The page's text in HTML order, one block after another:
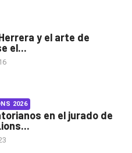
y el arte de
el...
2026
en el jurado de